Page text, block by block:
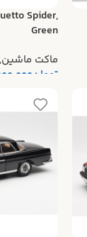
Spider,
Green
ماکت ماشین
تومان